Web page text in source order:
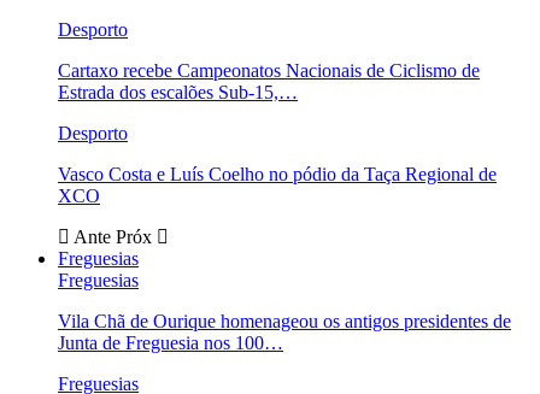
Desporto
Cartaxo recebe Campeonatos Nacionais de Ciclismo de
Estrada dos escalões Sub-15,…
Desporto
Vasco Costa e Luís Coelho no pódio da Taça Regional de
XCO
Ante Próx
Freguesias
Freguesias
Vila Chã de Ourique homenageou os antigos presidentes de
Junta de Freguesia nos 100…
Freguesias